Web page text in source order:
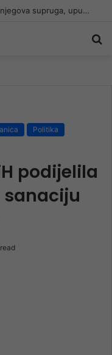
U BiH ubijen muškarac, uhapšena njegova supruga, upucan u glavu
Politika
podijelila
sanaciju